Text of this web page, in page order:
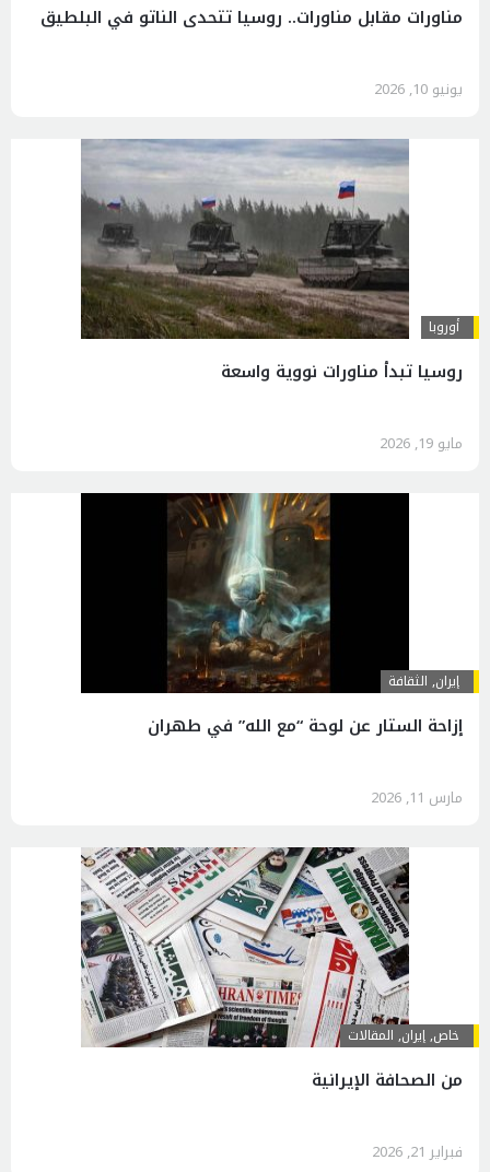
مناورات مقابل مناورات.. روسيا تتحدى الناتو في البلطيق
يونيو 10, 2026
أوروبا
روسيا تبدأ مناورات نووية واسعة
مايو 19, 2026
إيران, الثقافة
إزاحة الستار عن لوحة “مع الله” في طهران
مارس 11, 2026
خاص,إيران, المقالات
من الصحافة الإيرانية
فبراير 21, 2026